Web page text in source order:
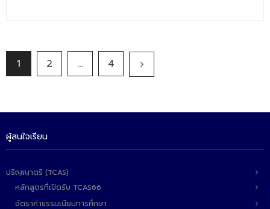
1 2 … 4
ผู้สนใจเรียน
ปริญญาตรี (TCAS)
หลักสูตรที่เปิดรับ TCAS66
อัตราค่าธรรมเนียมการศึกษา